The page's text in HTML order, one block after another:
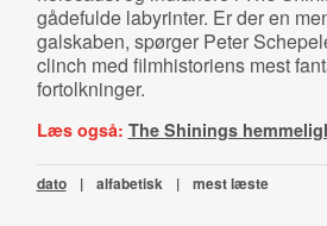
gådefulde labyrinter. Er der en
galskaben, spørger Peter
clinch med filmhistoriens mest
fortolkninger.
Læs også: The Shinings
dato | alfabetisk | mest læste